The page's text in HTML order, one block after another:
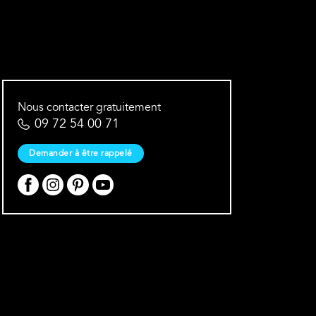
Nous contacter gratuitement
09 72 54 00 71
Demander à être rappelé